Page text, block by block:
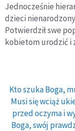
Jednocześnie
dzieci
Potwierdził swe
kobietom urodzić i
Kto szuka Boga,
Musi się wciąż
przed oczyma i
Boga, swój